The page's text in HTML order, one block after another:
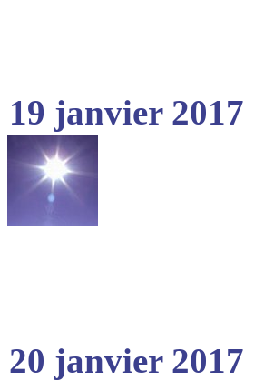
19 janvier 2017
20 janvier 2017